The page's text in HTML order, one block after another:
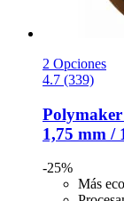
2 Opciones
4.7 (339)
Polymaker
1,75 mm /
-25%
Más